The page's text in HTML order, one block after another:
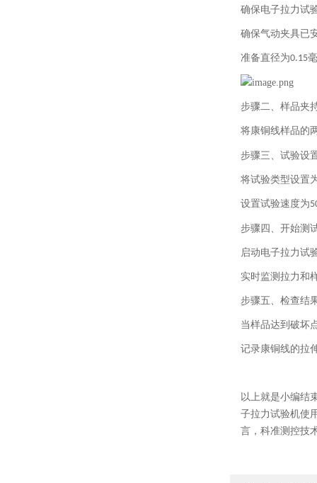
确保电子拉力试
确保气动夹具已
准备直径为0.15
步骤二、 样品夹
将康铜线样品的
步骤三、 试验设
将试验类型设置
设置试验速度为
步骤四、 开始测
启动电子拉力试
实时监测拉力和
步骤五、 检查结
当样品达到破坏
记录康铜线的拉
以上就是小编结
子拉力试验机使
言，科准测控技